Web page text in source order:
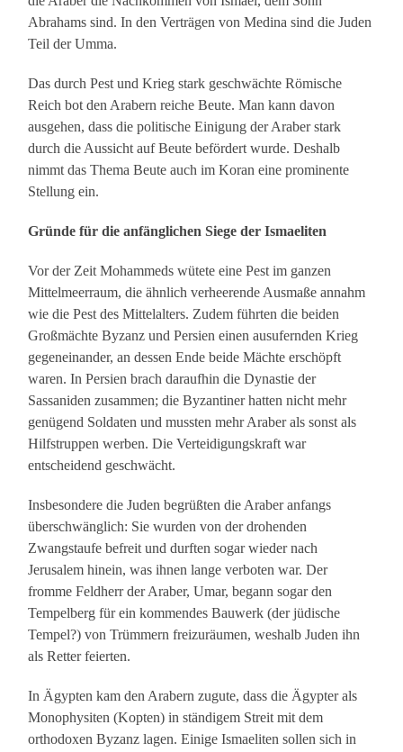
Abrahams sind. In den Verträgen von Medina sind die Juden
Teil der Umma.
Das durch Pest und Krieg stark geschwächte Römische
Reich bot den Arabern reiche Beute. Man kann davon
ausgehen, dass die politische Einigung der Araber stark
durch die Aussicht auf Beute befördert wurde. Deshalb
nimmt das Thema Beute auch im Koran eine prominente
Stellung ein.
Gründe für die anfänglichen Siege der Ismaeliten
Vor der Zeit Mohammeds wütete eine Pest im ganzen
Mittelmeerraum, die ähnlich verheerende Ausmaße annahm
wie die Pest des Mittelalters. Zudem führten die beiden
Großmächte Byzanz und Persien einen ausufernden Krieg
gegeneinander, an dessen Ende beide Mächte erschöpft
waren. In Persien brach daraufhin die Dynastie der
Sassaniden zusammen; die Byzantiner hatten nicht mehr
genügend Soldaten und mussten mehr Araber als sonst als
Hilfstruppen werben. Die Verteidigungskraft war
entscheidend geschwächt.
Insbesondere die Juden begrüßten die Araber anfangs
überschwänglich: Sie wurden von der drohenden
Zwangstaufe befreit und durften sogar wieder nach
Jerusalem hinein, was ihnen lange verboten war. Der
fromme Feldherr der Araber, Umar, begann sogar den
Tempelberg für ein kommendes Bauwerk (der jüdische
Tempel?) von Trümmern freizuräumen, weshalb Juden ihn
als Retter feierten.
In Ägypten kam den Arabern zugute, dass die Ägypter als
Monophysiten (Kopten) in ständigem Streit mit dem
orthodoxen Byzanz lagen. Einige Ismaeliten sollen sich in